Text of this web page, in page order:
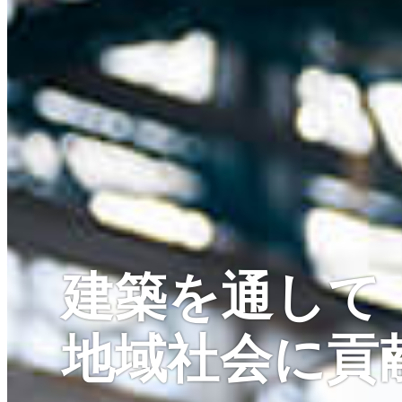
建築を通して
地域社会に貢